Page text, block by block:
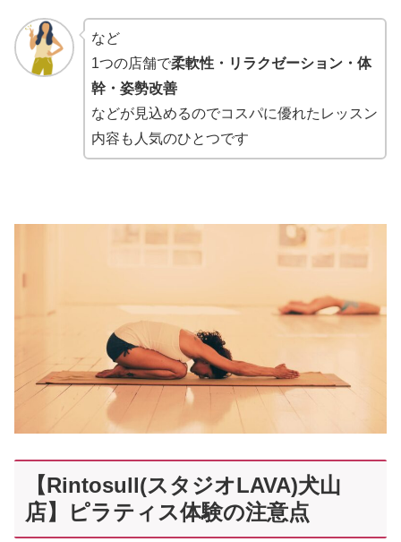
など
1つの店舗で柔軟性・リラクゼーション・体
幹・姿勢改善
などが見込めるのでコスパに優れたレッスン
内容も人気のひとつです
【Rintosull(スタジオLAVA)犬山
店】ピラティス体験の注意点